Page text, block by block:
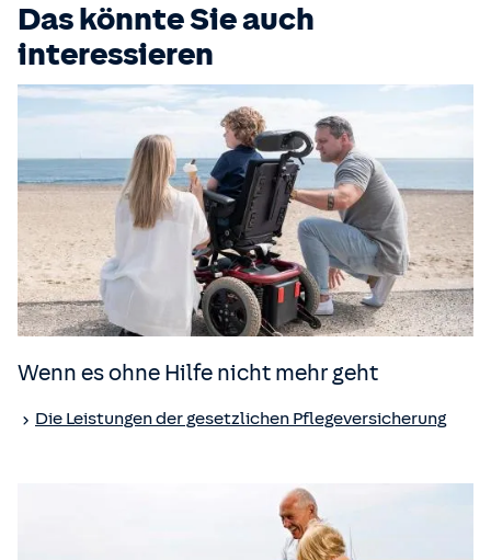
Das könnte Sie auch
interessieren
Wenn es ohne Hilfe nicht mehr geht
Die Leistungen der gesetzlichen Pflege­versicherung